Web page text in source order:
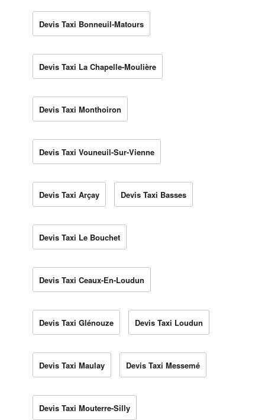
Devis Taxi Bonneuil-Matours
Devis Taxi La Chapelle-Moulière
Devis Taxi Monthoiron
Devis Taxi Vouneuil-Sur-Vienne
Devis Taxi Arçay Devis Taxi Basses
Devis Taxi Le Bouchet
Devis Taxi Ceaux-En-Loudun
Devis Taxi Glénouze Devis Taxi Loudun
Devis Taxi Maulay Devis Taxi Messemé
Devis Taxi Mouterre-Silly